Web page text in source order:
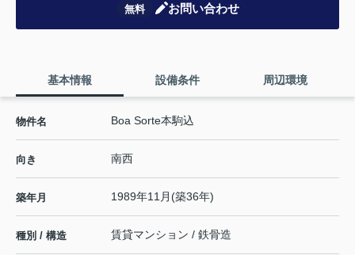
無料 お問い合わせ
基本情報 設備条件 周辺環境
物件名 Boa Sorte本駒込
向き 南西
築年月 1989年11月(築36年)
種別 / 構造 賃貸マンション / 鉄骨造